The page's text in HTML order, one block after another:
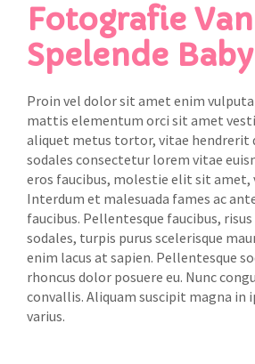
Fotografie
Spelende
Proin vel dolor sit amet enim
mattis elementum orci sit amet
aliquet metus tortor, vitae hendrerit
sodales consectetur lorem vitae
eros faucibus, molestie elit sit amet,
Interdum et malesuada fames ac
faucibus. Pellentesque faucibus, risus
sodales, turpis purus scelerisque
enim lacus at sapien. Pellentesque
rhoncus dolor posuere eu. Nunc
convallis. Aliquam suscipit magna in
varius.